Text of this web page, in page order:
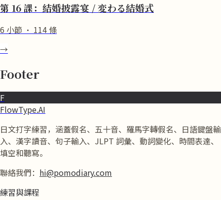
第 16 課：結婚披露宴 / 変わる結婚式
6 小節 · 114 條
→
Footer
F
FlowType.AI
日文打字練習，涵蓋假名、五十音、羅馬字轉假名、日語鍵盤輸
入、漢字讀音、句子輸入、JLPT 詞彙、動詞變化、時間表達、
填空和聽寫。
聯絡我們： hi@pomodiary.com
練習與課程